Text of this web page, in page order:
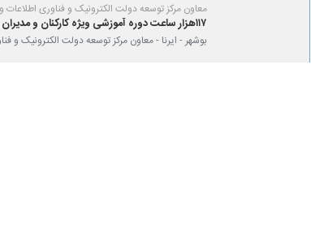
معاون مرکز توسعه دولت الکترونیک و فناوری اطلاعات
۱۱۷هزار ساعت دوره آموزشی ویژه کارکنان و مدیران برگزار شد
بوشهر - ایرنا - معاون مرکز توسعه دولت الکترونیک و